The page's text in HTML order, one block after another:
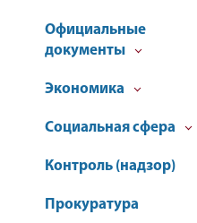
Официальные
документы
Экономика
Социальная сфера
Контроль (надзор)
Прокуратура